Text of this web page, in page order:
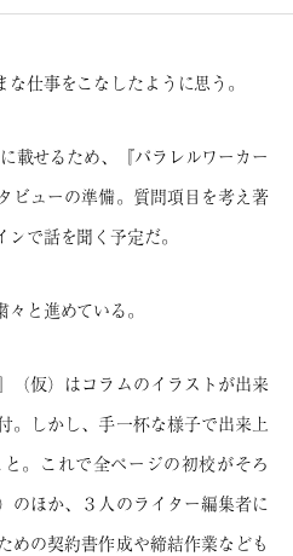
仕事をこなしたように思う。
載せるため、『パラレルワーカー
ビューの準備。質問項目を考え著
で話を聞く予定だ。
々と進めている。
（仮）はコラムのイラストが出来
。しかし、手一杯な様子で出来上
。これで全ページの初校がそろ
のほか、３人のライター編集者に
めの契約書作成や締結作業なども